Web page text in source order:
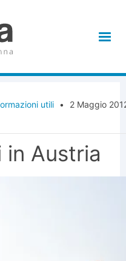
utili •
2 Maggio
in Austria